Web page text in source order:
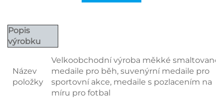
Popis
výrobku
Název
položky
Velkoobchodní výroba měkké smaltované
medaile pro běh, suvenýrní medaile pro
sportovní akce, medaile s pozlacením na
míru pro fotbal